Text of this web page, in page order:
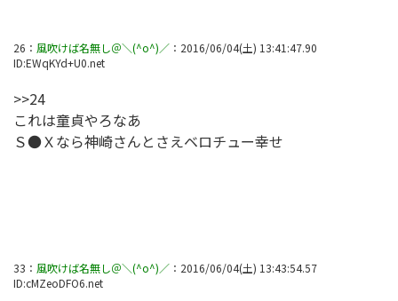
26 ： 風吹けば名無し＠＼(^o^)／ ： 2016/06/04(土) 13:41:47.90
ID:EWqKYd+U0.net
>>24
これは童貞やろなあ
Ｓ●Ｘなら神崎さんとさえベロチュー幸せ
33 ： 風吹けば名無し＠＼(^o^)／ ： 2016/06/04(土) 13:43:54.57
ID:cMZeoDFO6.net